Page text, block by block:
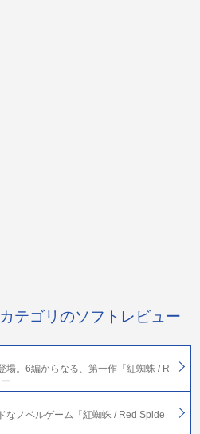
テゴリのソフトレビュー
場。6編からなる、第一作「紅蜘蛛 / R
なノベルゲーム「紅蜘蛛 / Red Spide